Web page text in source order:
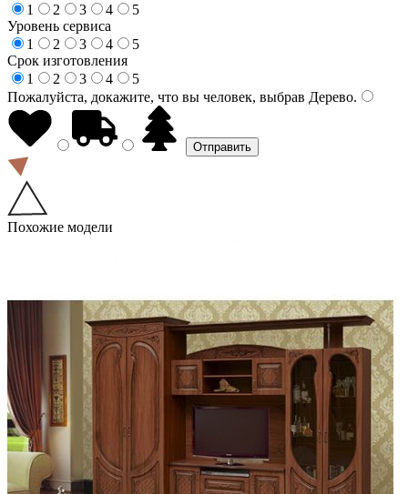
1
2 3 4
5
Уровень сервиса
1
2 3 4
5
Срок изготовления
1
2 3 4
5
Пожалуйста, докажите, что вы человек, выбрав Дерево.
Похожие модели